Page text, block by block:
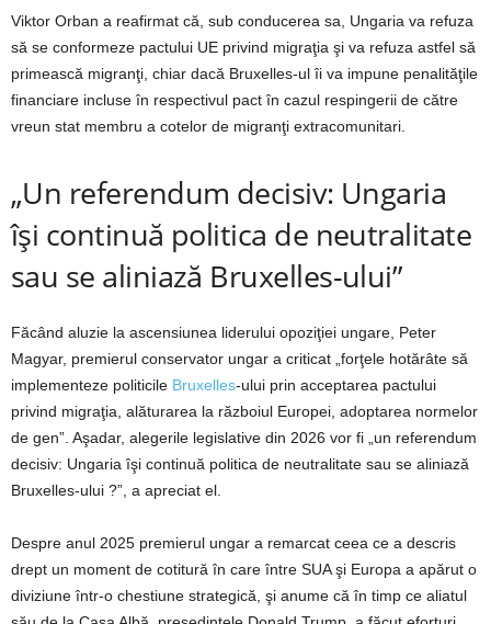
Viktor Orban a reafirmat că, sub conducerea sa, Ungaria va refuza
să se conformeze pactului UE privind migraţia şi va refuza astfel să
primească migranţi, chiar dacă Bruxelles-ul îi va impune penalităţile
financiare incluse în respectivul pact în cazul respingerii de către
vreun stat membru a cotelor de migranţi extracomunitari.
„Un referendum decisiv: Ungaria
îşi continuă politica de neutralitate
sau se aliniază Bruxelles-ului”
Făcând aluzie la ascensiunea liderului opoziţiei ungare, Peter
Magyar, premierul conservator ungar a criticat „forţele hotărâte să
implementeze politicile Bruxelles-ului prin acceptarea pactului
privind migraţia, alăturarea la războiul Europei, adoptarea normelor
de gen”. Aşadar, alegerile legislative din 2026 vor fi „un referendum
decisiv: Ungaria îşi continuă politica de neutralitate sau se aliniază
Bruxelles-ului ?”, a apreciat el.
Despre anul 2025 premierul ungar a remarcat ceea ce a descris
drept un moment de cotitură în care între SUA şi Europa a apărut o
diviziune într-o chestiune strategică, şi anume că în timp ce aliatul